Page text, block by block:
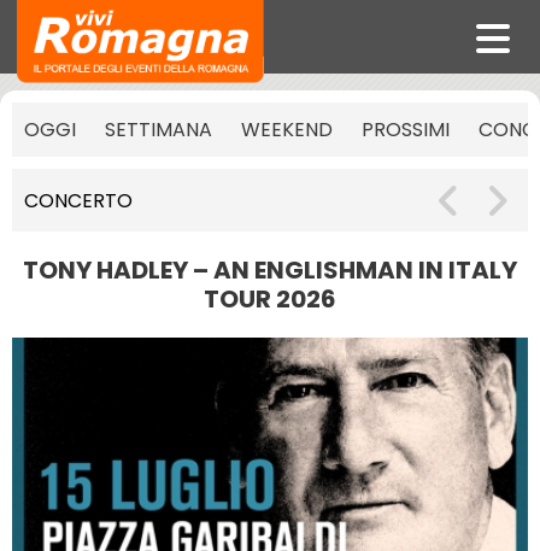
OGGI SETTIMANA WEEKEND PROSSIMI
CONCERTO
TONY HADLEY – AN ENGLISHMAN IN ITALY
TOUR 2026